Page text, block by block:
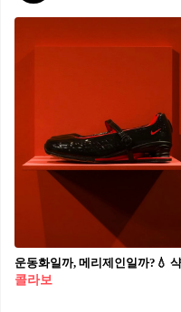
콜라보